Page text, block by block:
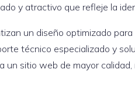
y atractivo que refleje la
un diseño optimizado
técnico especializado y
un sitio web de mayor